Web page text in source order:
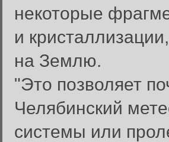
некоторые
и
на Землю.
"Это позволяет
Челябинский
системы или